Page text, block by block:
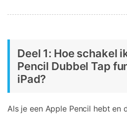
Deel 1: Hoe schakel
Pencil Dubbel Tap
iPad?
Als je een Apple Pencil hebt en